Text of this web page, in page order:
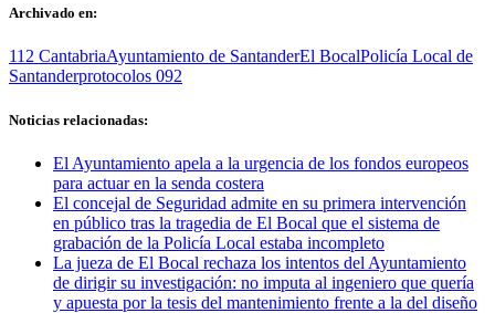
Archivado en:
112 CantabriaAyuntamiento de SantanderEl BocalPolicía Local de
Santanderprotocolos 092
Noticias relacionadas:
El Ayuntamiento apela a la urgencia de los fondos europeos
para actuar en la senda costera
El concejal de Seguridad admite en su primera intervención
en público tras la tragedia de El Bocal que el sistema de
grabación de la Policía Local estaba incompleto
La jueza de El Bocal rechaza los intentos del Ayuntamiento
de dirigir su investigación: no imputa al ingeniero que quería
y apuesta por la tesis del mantenimiento frente a la del diseño